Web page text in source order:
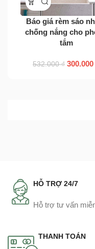
Báo giá rèm sáo
chống nắng cho
tắm
532.000₫ 300.000
HỖ TRỢ 24/7
Hỗ trợ tư vấn
THANH TOÁN